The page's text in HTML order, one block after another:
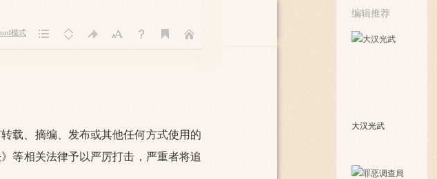
模式
载、摘编、发布或其他任何方式使用的
等相关法律予以严厉打击，严重者将追
编辑推荐
大汉光武